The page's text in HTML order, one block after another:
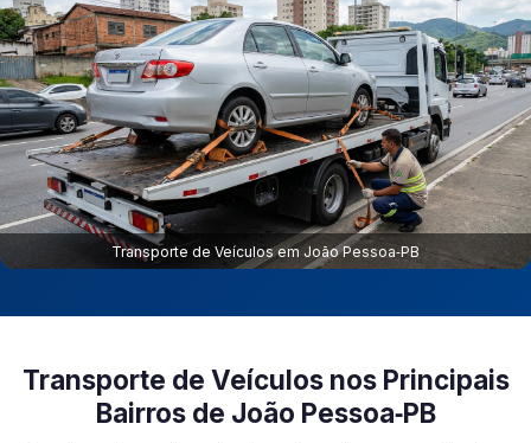
Transporte de Veículos em João Pessoa‑PB
Transporte de Veículos nos Principais
Bairros de João Pessoa‑PB